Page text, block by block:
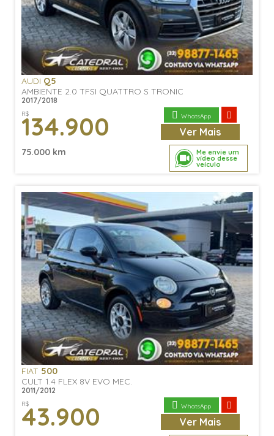
Me envie um
vídeo desse
veículo
AUDI Q5
AMBIENTE 2.0 TFSI QUATTRO S TRONIC
2017/2018
R$
134.900 WhatsApp
Ver Mais
75.000 km
FIAT 500
CULT 1.4 FLEX 8V EVO MEC.
2011/2012
R$
43.900 WhatsApp
Ver Mais